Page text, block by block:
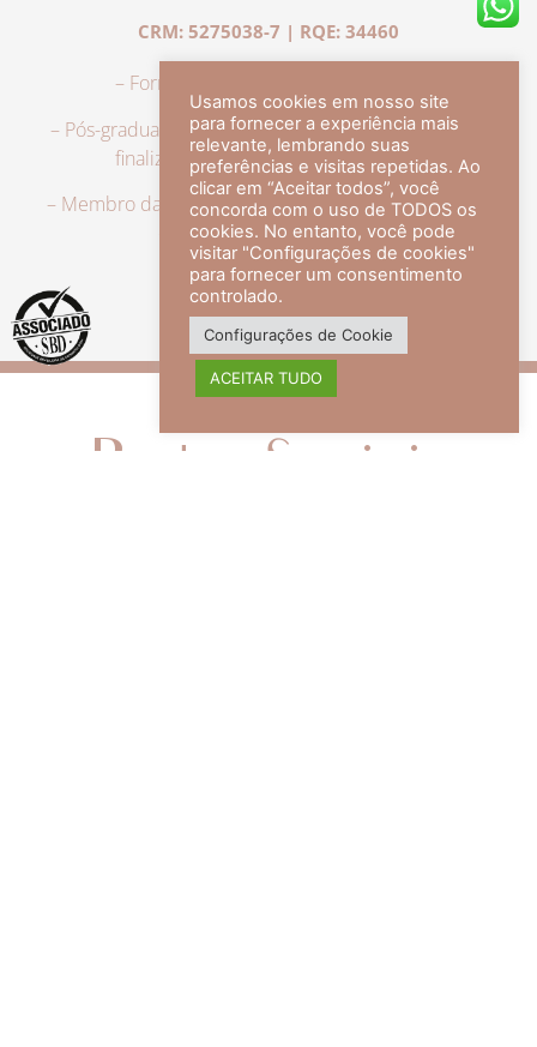
CRM: 5275038-7 | RQE: 34460
– Formação em Medicina pela UFRJ.
– Pós-graduação em Dermatologia pela UFRJ, tendo
finalizado a especialização em 2007.
– Membro da Sociedade Brasileira de Dermatologia,
com título de especialista.
veja mais +
Redes Sociais
Usamos cookies em nosso site
para fornecer a experiência mais
relevante, lembrando suas
preferências e visitas repetidas. Ao
clicar em “Aceitar todos”, você
concorda com o uso de TODOS os
cookies. No entanto, você pode
visitar "Configurações de cookies"
para fornecer um consentimento
controlado.
Configurações de Cookie
ACEITAR TUDO